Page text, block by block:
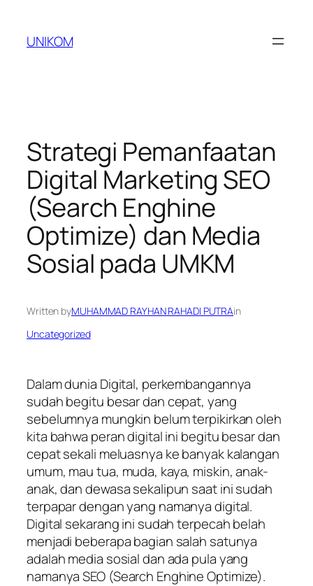
content
UNIKOM
Strategi Pemanfaatan
Digital Marketing SEO
(Search Enghine
Optimize) dan Media
Sosial pada UMKM
Written byMUHAMMAD RAYHAN RAHADI PUTRAin
Uncategorized
Dalam dunia Digital, perkembangannya
sudah begitu besar dan cepat, yang
sebelumnya mungkin belum terpikirkan oleh
kita bahwa peran digital ini begitu besar dan
cepat sekali meluasnya ke banyak kalangan
umum, mau tua, muda, kaya, miskin, anak-
anak, dan dewasa sekalipun saat ini sudah
terpapar dengan yang namanya digital.
Digital sekarang ini sudah terpecah belah
menjadi beberapa bagian salah satunya
adalah media sosial dan ada pula yang
namanya SEO (Search Enghine Optimize).